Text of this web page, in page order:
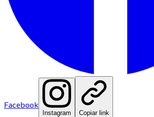
Facebook
Instagram
Copiar link